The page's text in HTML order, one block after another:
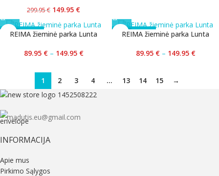
299.95€ 149.95 €
-40%
REIMA žieminė parka Lunta
89.95 € – 149.95 €
-40%
REIMA žieminė parka Lunta
89.95 € – 149.95 €
1 2 3 4 … 13 14 15 →
madutis.eu@gmail.com
INFORMACIJA
Apie mus
Pirkimo Sąlygos